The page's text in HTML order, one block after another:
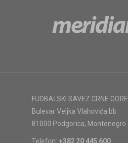
FUDBALSKI SAVEZ CRNE GORE
Bulevar Veljka Vlahovića bb
81000 Podgorica, Montenegro
Telefon: +382 20 445 600